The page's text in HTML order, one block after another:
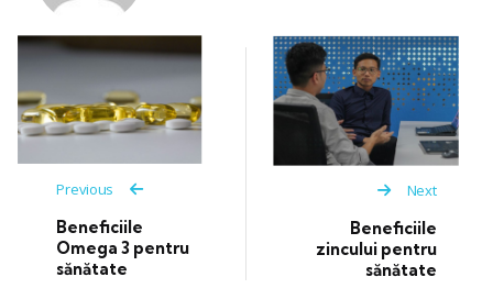
Previous
Beneficiile
Omega 3 pentru
sănătate
Next
Beneficiile
zincului pentru
sănătate